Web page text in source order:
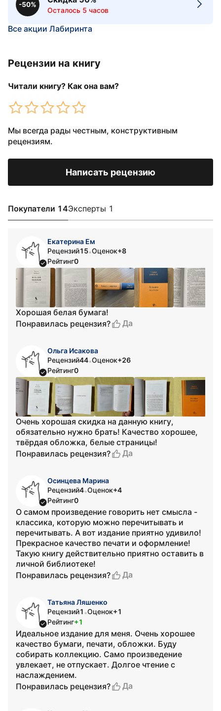
-50%
Осталось 5 часов
Все акции Лабиринта
Рецензии на книгу
Читали книгу? Как она вам?
Мы всегда рады честным, конструктивным
рецензиям.
Написать рецензию
Покупатели 14Эксперты 1
Екатерина Ем
Рецензий15•Оценок+8
Рейтинг0
Хорошая белая бумага!
Понравилась рецензия?
Да
Ольга Исакова
Рецензий44•Оценок+26
Рейтинг0
Очень хорошая скидка на данную книгу,
обязательно нужно брать! Качество хорошее,
твёрдая обложка, белые страницы!
Понравилась рецензия?
Да
Осинцева Марина
Рецензий4•Оценок+4
Рейтинг0
О самом произведение говорить нет смысла -
классика, которую можно перечитывать и
перечитывать. А вот издание приятно удивило!
Прекрасное качество печати и оформление!
Такую книгу действительно приятно оставить в
личной библиотеке!
Понравилась рецензия?
Да
Татьяна Ляшенко
Рецензий1 •Оценок+1
Рейтинг+1
Идеальное издание для меня. Очень хорошее
качество бумаги, печати, обложки. Буду
собирать коллекцию. Само произведение
увлекает, не отпускает. Долгое чтение с
наслаждением.
Понравилась рецензия?
Да